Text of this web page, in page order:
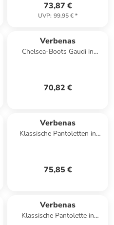
73,87 €
UVP: 99,95 €*
Verbenas
Chelsea-Boots Gaudi in
70,82 €
Verbenas
Klassische Pantoletten in
75,85 €
Verbenas
Klassische Pantolette in